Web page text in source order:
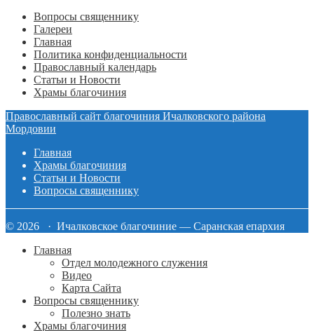
Вопросы священнику
Галереи
Главная
Политика конфиденциальности
Православный календарь
Статьи и Новости
Храмы благочиния
Православный сайт благочиния Ичалковского района
Мордовии
Главная
Храмы благочиния
Статьи и Новости
Вопросы священнику
© 2026 · Ичалковское благочиние — Саранская епархия
Главная
Отдел молодежного служения
Видео
Карта Сайта
Вопросы священнику
Полезно знать
Храмы благочиния